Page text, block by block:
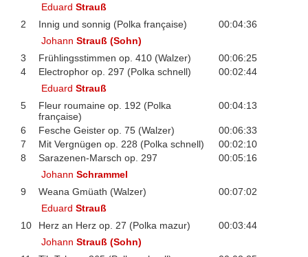
EduardStrauß
2
Innig und sonnig (Polka française)
00:04:36
JohannStrauß (Sohn)
3
Frühlingsstimmen op. 410 (Walzer)
00:06:25
4
Electrophor op. 297 (Polka schnell)
00:02:44
EduardStrauß
5
Fleur roumaine op. 192 (Polka
française)
00:04:13
6 Fesche Geister op. 75 (Walzer)
00:06:33
7
Mit Vergnügen op. 228 (Polka schnell)
00:02:10
8
Sarazenen-Marsch op. 297
00:05:16
JohannSchrammel
9
Weana Gmüath (Walzer)
00:07:02
EduardStrauß
10
Herz an Herz op. 27 (Polka mazur)
00:03:44
JohannStrauß (Sohn)